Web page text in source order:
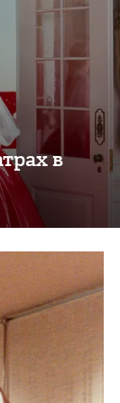
в